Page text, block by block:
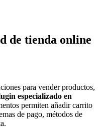
de tienda online
para vender productos,
especializado en
permiten añadir carrito
de pago, métodos de